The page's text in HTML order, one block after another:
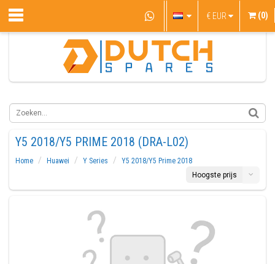
€ EUR (0)
Y5 2018/Y5 PRIME 2018 (DRA-L02)
Home Huawei Y Series
Y5 2018/Y5 Prime 2018
Hoogste prijs